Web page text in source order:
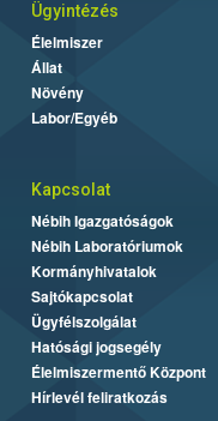
Ügyintézés
Élelmiszer
Állat
Növény
Labor/Egyéb
Kapcsolat
Nébih Igazgatóságok
Nébih Laboratóriumok
Kormányhivatalok
Sajtókapcsolat
Ügyfélszolgálat
Hatósági jogsegély
Élelmiszermentő Központ
Hírlevél feliratkozás